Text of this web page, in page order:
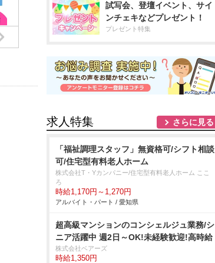
試写会、登壇イベント、サイ
ンチェキなどプレゼント！
プレゼント特集
求人特集 さらに見る
「福祉調理スタッフ」無資格可/シフト相談
可/住宅型有料老人ホーム
株式会社T・Yカンパニー/住宅型有料老人ホーム ここ
ろ
時給1,170円～1,270円
アルバイト・パート / 愛知県
超高級マンションのコンシェルジュ業務/シ
ニア活躍中 週2日～OK!未経験歓迎!高時給
株式会社ベアーズ
時給1,350円